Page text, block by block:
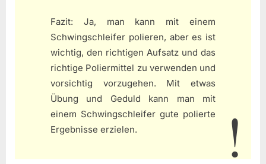
Fazit: Ja, man kann mit einem
Schwingschleifer polieren, aber es ist
wichtig, den richtigen Aufsatz und das
richtige Poliermittel zu verwenden und
vorsichtig vorzugehen. Mit etwas
Übung und Geduld kann man mit
einem Schwingschleifer gute polierte
Ergebnisse erzielen.